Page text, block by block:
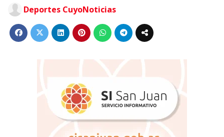
Deportes CuyoNoticias